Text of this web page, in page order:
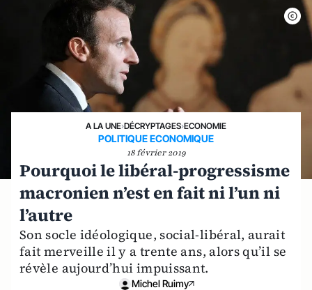
A LA UNE›DÉCRYPTAGES›ECONOMIE
POLITIQUE ECONOMIQUE
18 février 2019
Pourquoi le libéral-progressisme
macronien n’est en fait ni l’un ni
l’autre
Son socle idéologique, social-libéral, aurait
fait merveille il y a trente ans, alors qu’il se
révèle aujourd’hui impuissant.
Michel Ruimy